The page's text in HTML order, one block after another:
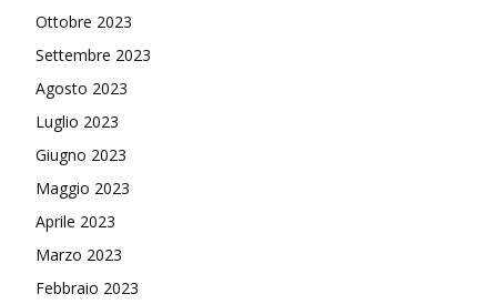
Ottobre 2023
Settembre 2023
Agosto 2023
Luglio 2023
Giugno 2023
Maggio 2023
Aprile 2023
Marzo 2023
Febbraio 2023